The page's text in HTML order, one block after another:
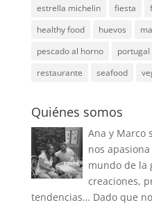
estrella michelin
fiesta
healthy food
huevos
pescado al horno
portugal
restaurante
seafood
Quiénes somos
Ana y Marco
nos
mundo de la
creaciones,
tendencias… Dado que